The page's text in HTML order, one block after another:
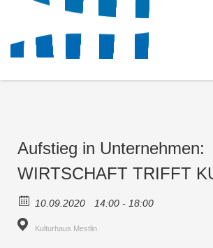
Aufstieg in Unternehmen:
WIRTSCHAFT TRIFFT
10.09.2020 14:00 - 18:00
Kulturhaus Mestlin